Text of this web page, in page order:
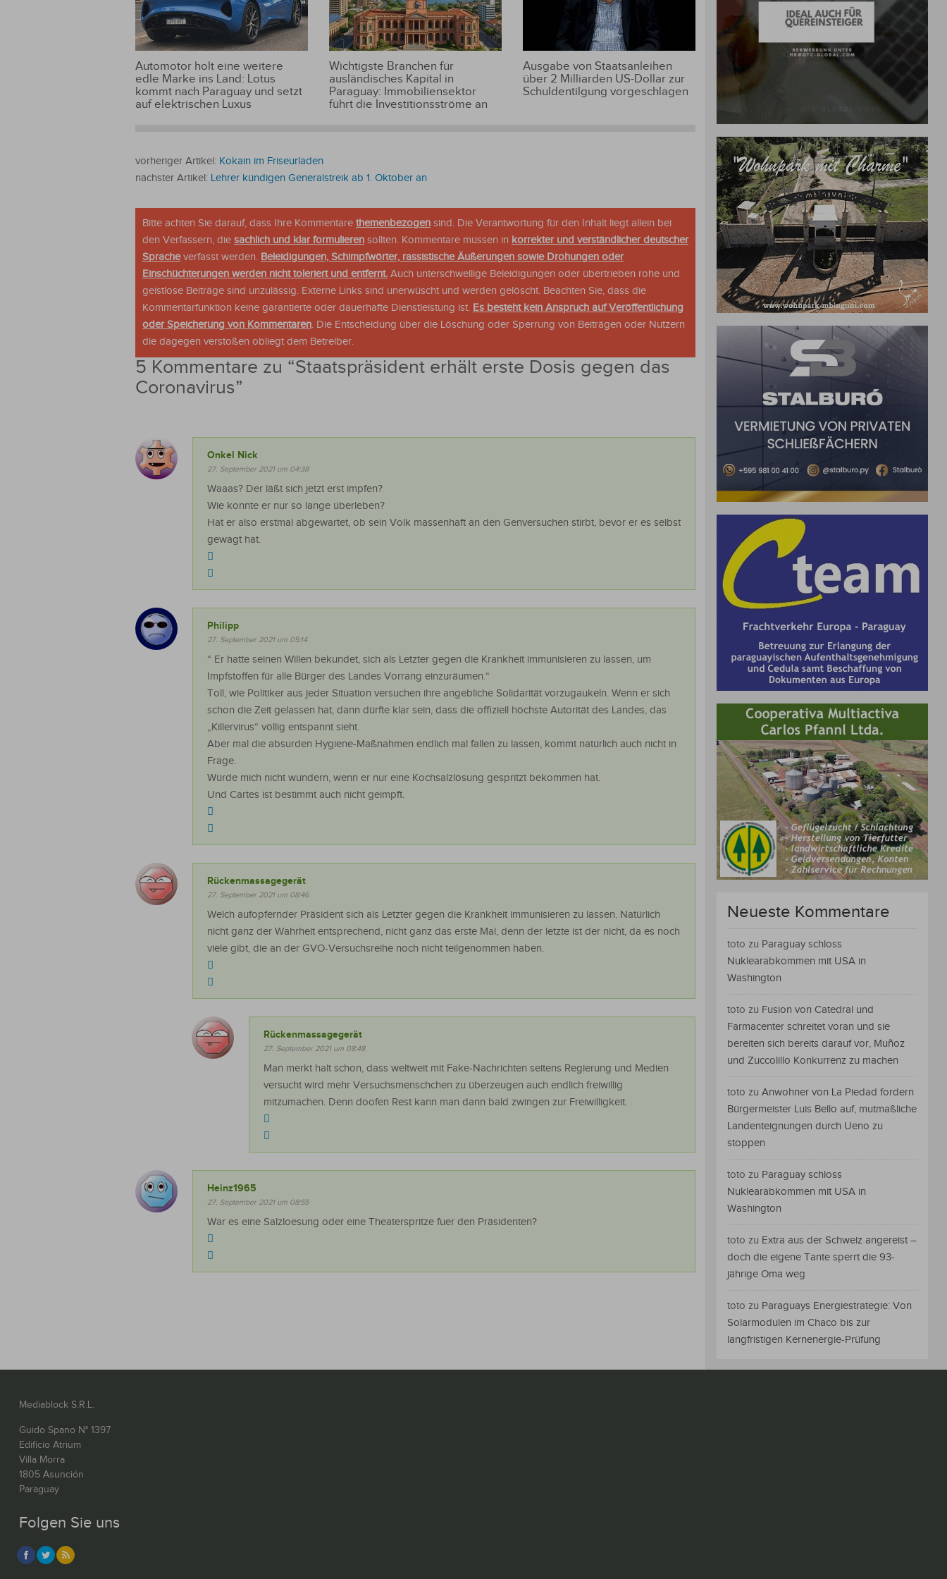
Automotor holt eine weitere
edle Marke ins Land: Lotus
kommt nach Paraguay und setzt
auf elektrischen Luxus
Wichtigste Branchen für
ausländisches Kapital in
Paraguay: Immobiliensektor
führt die Investitionsströme an
Ausgabe von Staatsanleihen
über 2 Milliarden US-Dollar zur
Schuldentilgung vorgeschlagen
vorheriger Artikel: Kokain im Friseurladen
nächster Artikel: Lehrer kündigen Generalstreik ab 1. Oktober an
Bitte achten Sie darauf, dass Ihre Kommentare themenbezogen sind. Die Verantwortung für den Inhalt liegt allein bei
den Verfassern, die sachlich und klar formulieren sollten. Kommentare müssen in korrekter und verständlicher deutscher
Spracheverfasst werden. Beleidigungen, Schimpfwörter, rassistische Äußerungen sowie Drohungen oder
Einschüchterungen werden nicht toleriert und entfernt. Auch unterschwellige Beleidigungen oder übertrieben rohe und
geistlose Beiträge sind unzulässig. Externe Links sind unerwüscht und werden gelöscht. Beachten Sie, dass die
Kommentarfunktion keine garantierte oder dauerhafte Dienstleistung ist. Es besteht kein Anspruch auf Veröffentlichung
oder Speicherung von Kommentaren. Die Entscheidung über die Löschung oder Sperrung von Beiträgen oder Nutzern
die dagegen verstoßen obliegt dem Betreiber.
5 Kommentare zu “Staatspräsident erhält erste Dosis gegen das
Coronavirus”
Onkel Nick
27. September 2021 um 04:38
Waaas? Der läßt sich jetzt erst impfen?
Wie konnte er nur so lange überleben?
Hat er also erstmal abgewartet, ob sein Volk massenhaft an den Genversuchen stirbt, bevor er es selbst
gewagt hat.
Philipp
27. September 2021 um 05:14
“ Er hatte seinen Willen bekundet, sich als Letzter gegen die Krankheit immunisieren zu lassen, um
Impfstoffen für alle Bürger des Landes Vorrang einzuräumen.“
Toll, wie Politiker aus jeder Situation versuchen ihre angebliche Solidarität vorzugaukeln. Wenn er sich
schon die Zeit gelassen hat, dann dürfte klar sein, dass die offiziell höchste Autorität des Landes, das
„Killervirus“ völlig entspannt sieht.
Aber mal die absurden Hygiene-Maßnahmen endlich mal fallen zu lassen, kommt natürlich auch nicht in
Frage.
Würde mich nicht wundern, wenn er nur eine Kochsalzlösung gespritzt bekommen hat.
Und Cartes ist bestimmt auch nicht geimpft.
Rückenmassagegerät
27. September 2021 um 08:46
Welch aufopfernder Präsident sich als Letzter gegen die Krankheit immunisieren zu lassen. Natürlich
nicht ganz der Wahrheit entsprechend, nicht ganz das erste Mal, denn der letzte ist der nicht, da es noch
viele gibt, die an der GVO-Versuchsreihe noch nicht teilgenommen haben.
Rückenmassagegerät
27. September 2021 um 08:48
Man merkt halt schon, dass weltweit mit Fake-Nachrichten seitens Regierung und Medien
versucht wird mehr Versuchsmenschchen zu überzeugen auch endlich freiwillig
mitzumachen. Denn doofen Rest kann man dann bald zwingen zur Freiwilligkeit.
Heinz1965
27. September 2021 um 08:55
War es eine Salzloesung oder eine Theaterspritze fuer den Präsidenten?
Neueste Kommentare
toto zu Paraguay schloss
Nuklearabkommen mit USA in
Washington
toto zu Fusion von Catedral und
Farmacenter schreitet voran und sie
bereiten sich bereits darauf vor, Muñoz
und Zuccolillo Konkurrenz zu machen
toto zu Anwohner von La Piedad fordern
Bürgermeister Luis Bello auf, mutmaßliche
Landenteignungen durch Ueno zu
stoppen
toto zu Paraguay schloss
Nuklearabkommen mit USA in
Washington
toto zu Extra aus der Schweiz angereist –
doch die eigene Tante sperrt die 93-
jährige Oma weg
toto zu Paraguays Energiestrategie: Von
Solarmodulen im Chaco bis zur
langfristigen Kernenergie-Prüfung
Mediablock S.R.L.
Guido Spano N° 1397
Edificio Atrium
Villa Morra
1805 Asunción
Paraguay
Folgen Sie uns